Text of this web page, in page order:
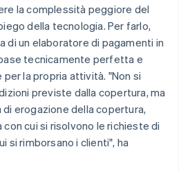
la complessità peggiore del
della tecnologia. Per farlo,
di un elaboratore di pagamenti in
tecnicamente perfetta e
la propria attività. "Non si
previste dalla copertura, ma
erogazione della copertura,
cui si risolvono le richieste di
si rimborsano i clienti", ha